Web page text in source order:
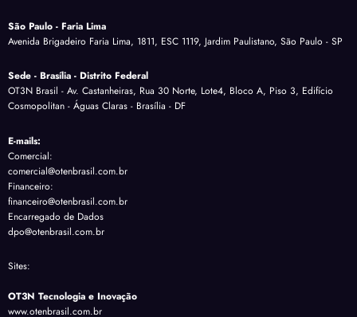
São Paulo - Faria Lima
Avenida Brigadeiro Faria Lima, 1811, ESC 1119, Jardim Paulistano, São Paulo - SP
Sede - Brasília - Distrito Federal
OT3N Brasil - Av. Castanheiras, Rua 30 Norte, Lote4, Bloco A, Piso 3, Edifício
Cosmopolitan - Águas Claras - Brasília - DF
E-mails:
Comercial:
comercial@otenbrasil.com.br
Financeiro:
financeiro@otenbrasil.com.br
Encarregado de Dados
dpo@otenbrasil.com.br
Sites:
OT3N Tecnologia e Inovação
www.otenbrasil.com.br